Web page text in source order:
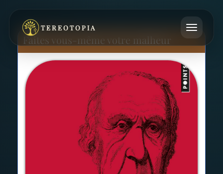
TEREOTOPIA
Faites vous-même votre malheur